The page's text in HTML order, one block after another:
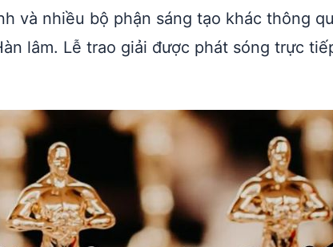
và nhiều bộ phận sáng tạo khác thông
lâm. Lễ trao giải được phát sóng trực